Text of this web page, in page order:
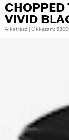
CHOPPED
VIVID
Alkatrész | Cikkszám: